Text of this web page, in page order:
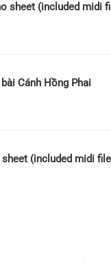
sheet (included midi
Cánh Hồng Phai
(included midi